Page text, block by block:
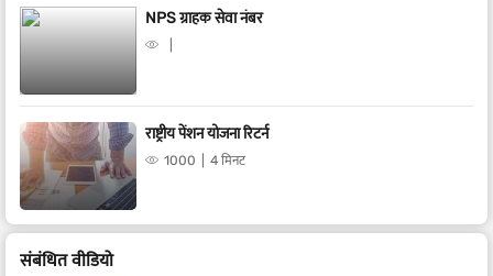
NPS ग्राहक सेवा नंबर
राष्ट्रीय पेंशन योजना रिटर्न
1000 4 मिनट
संबंधित वीडियो